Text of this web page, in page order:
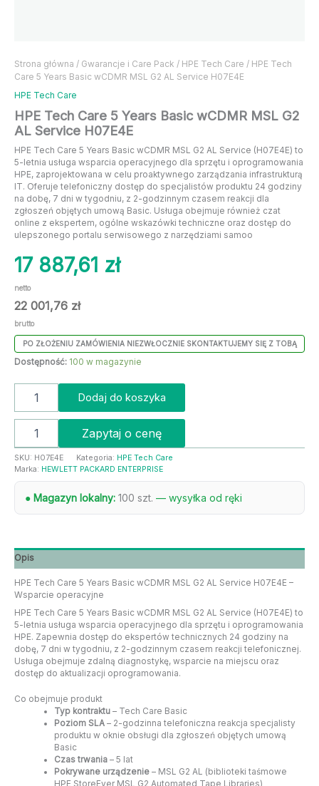
Strona główna / Gwarancje i Care Pack / HPE Tech Care / HPE Tech
Care 5 Years Basic wCDMR MSL G2 AL Service H07E4E
HPE Tech Care
HPE Tech Care 5 Years Basic wCDMR MSL G2
AL Service H07E4E
HPE Tech Care 5 Years Basic wCDMR MSL G2 AL Service (H07E4E) to
5-letnia usługa wsparcia operacyjnego dla sprzętu i oprogramowania
HPE, zaprojektowana w celu proaktywnego zarządzania infrastrukturą
IT. Oferuje telefoniczny dostęp do specjalistów produktu 24 godziny
na dobę, 7 dni w tygodniu, z 2-godzinnym czasem reakcji dla
zgłoszeń objętych umową Basic. Usługa obejmuje również czat
online z ekspertem, ogólne wskazówki techniczne oraz dostęp do
ulepszonego portalu serwisowego z narzędziami samoo
17 887,61 zł
netto
22 001,76 zł
brutto
PO ZŁOŻENIU ZAMÓWIENIA NIEZWŁOCZNIE SKONTAKTUJEMY SIĘ Z TOBĄ
Dostępność: 100 w magazynie
Dodaj do koszyka
Zapytaj o cenę
SKU: H07E4E Kategoria: HPE Tech Care
Marka: HEWLETT PACKARD ENTERPRISE
● Magazyn lokalny: 100 szt. — wysyłka od ręki
Opis
HPE Tech Care 5 Years Basic wCDMR MSL G2 AL Service H07E4E –
Wsparcie operacyjne
HPE Tech Care 5 Years Basic wCDMR MSL G2 AL Service (H07E4E) to
5-letnia usługa wsparcia operacyjnego dla sprzętu i oprogramowania
HPE. Zapewnia dostęp do ekspertów technicznych 24 godziny na
dobę, 7 dni w tygodniu, z 2-godzinnym czasem reakcji telefonicznej.
Usługa obejmuje zdalną diagnostykę, wsparcie na miejscu oraz
dostęp do aktualizacji oprogramowania.
Co obejmuje produkt
Typ kontraktu– Tech Care Basic
Poziom SLA– 2-godzinna telefoniczna reakcja specjalisty
produktu w oknie obsługi dla zgłoszeń objętych umową
Basic
Czas trwania– 5 lat
Pokrywane urządzenie– MSL G2 AL (biblioteki taśmowe